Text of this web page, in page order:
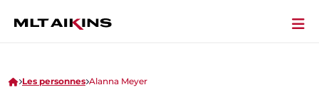
Les personnes Alanna Meyer